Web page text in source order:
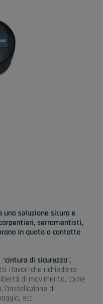
una soluzione sicura e
serramentisti,
in quota a contatto
cintura di sicurezza“,
i lavori che richiedono
di movimento, come
l’installazione di
ecc.